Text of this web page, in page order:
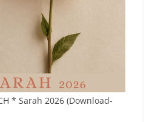
* Sarah 2026 (Download-